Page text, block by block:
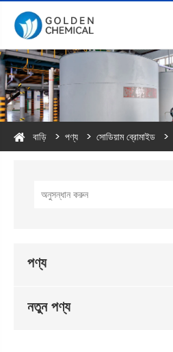
বাড়ি পণ্য সোডিয়াম ব্রোমাইড
পণ্য
নতুন পণ্য